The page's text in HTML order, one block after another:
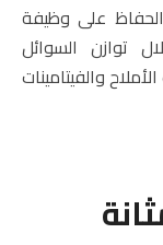
على وظيفة
توازن السوائل
والفيتامينات